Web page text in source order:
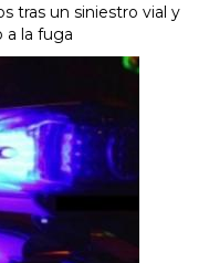
tras un siniestro vial y
a la fuga